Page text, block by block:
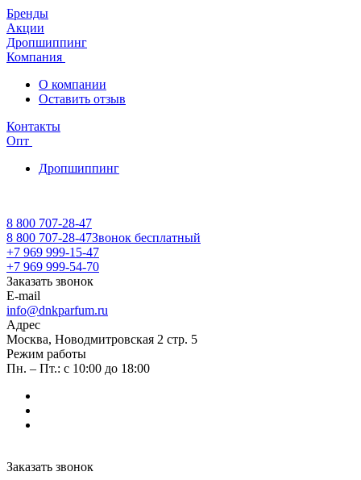
Бренды
Акции
Дропшиппинг
Компания
О компании
Оставить отзыв
Контакты
Опт
Дропшиппинг
8 800 707-28-47
8 800 707-28-47Звонок бесплатный
+7 969 999-15-47
+7 969 999-54-70
Заказать звонок
E-mail
info@dnkparfum.ru
Адрес
Москва, Новодмитровская 2 стр. 5
Режим работы
Пн. – Пт.: с 10:00 до 18:00
Заказать звонок